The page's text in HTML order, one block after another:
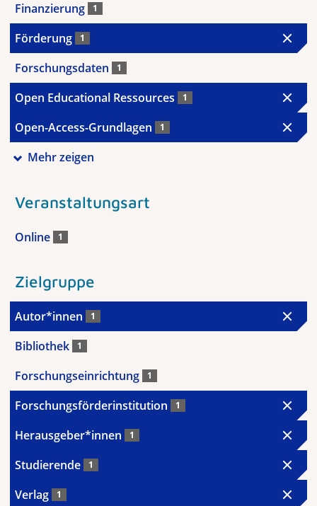
Finanzierung 1
Förderung 1
Forschungsdaten 1
Open Educational Ressources 1
Open-Access-Grundlagen 1
Mehr zeigen
Veranstaltungsart
Online 1
Zielgruppe
Autor*innen 1
Bibliothek 1
Forschungseinrichtung 1
Forschungsförderinstitution 1
Herausgeber*innen 1
Studierende 1
Verlag 1